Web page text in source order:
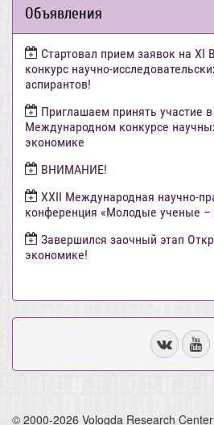
Объявления
Стартовал прием заявок на XI
конкурс научно-
аспирантов!
Приглашаем принять участие в
Международном конкурсе
экономике
ВНИМАНИЕ!
ХХII Международная научно-
конференция «Молодые ученые –
Завершился заочный этап
экономике!
© 2000-2026 Vologda Research